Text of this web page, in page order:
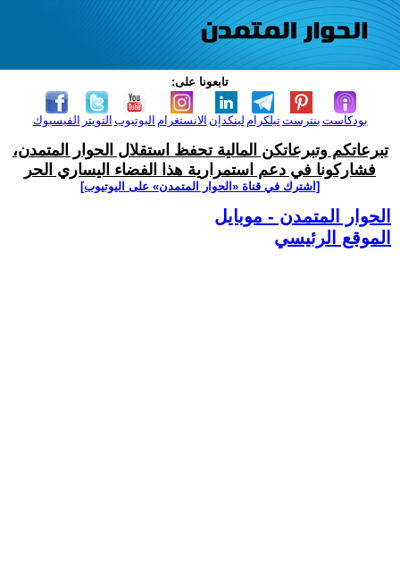
تابعونا على:
الفيسبوك التويتر اليوتيوب الانستغرام لينكدإن تيلكرامبنترست بودكاست
تبرعاتكم وتبرعاتكن المالية تحفظ استقلال الحوار المتمدن،
فشاركونا في دعم استمرارية هذا الفضاء اليساري الحر
[اشترك في قناة ‫«الحوار المتمدن» على اليوتيوب]
الحوار المتمدن - موبايل
الموقع الرئيسي